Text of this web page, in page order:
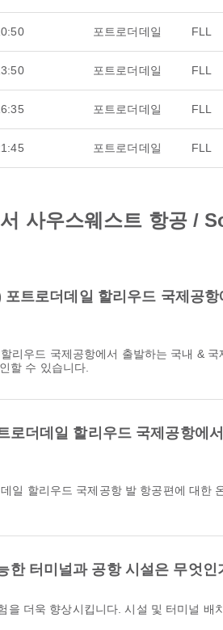
포트로더데일 FLL
포트로더데일 FLL
포트로더데일 FLL
포트로더데일 FLL
사우스웨스트 항공 /
트로더데일 할리우드 국제공항
할 수 있습니다.
더데일 할리우드 국제공항에
한 터미널과 공항 시설은 무엇인
을 더욱 향상시킵니다. 시설 및 터미널 배